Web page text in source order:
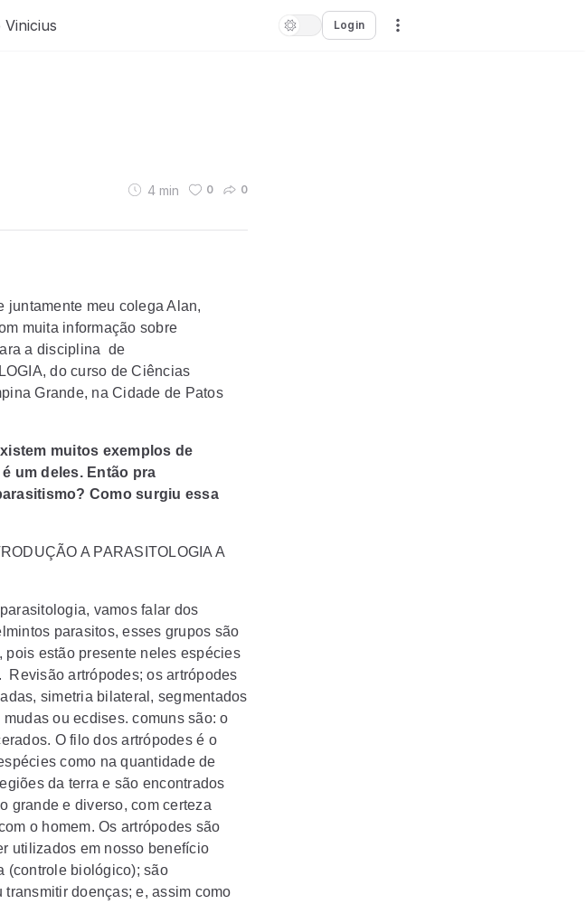
Vinicius Login
4min 0 0
juntamente meu colega Alan,
muita informação sobre
a disciplina de
do curso de Ciências
Grande, na Cidade de Patos
muitos exemplos de
um deles. Então pra
Como surgiu essa
A PARASITOLOGIA A
vamos falar dos
parasitos, esses grupos são
pois estão presente neles espécies
Revisão artrópodes; os artrópodes
simetria bilateral, segmentados
ou ecdises. comuns são: o
O filo dos artrópodes é o
como na quantidade de
da terra e são encontrados
grande e diverso, com certeza
o homem. Os artrópodes são
utilizados em nosso benefício
(controle biológico); são
doenças; e, assim como